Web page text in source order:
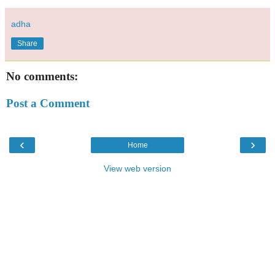
adha
Share
No comments:
Post a Comment
‹ ›
Home
View web version